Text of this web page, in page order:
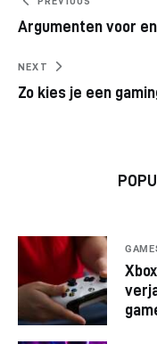
Argumenten voor
NEXT
Zo kies je een